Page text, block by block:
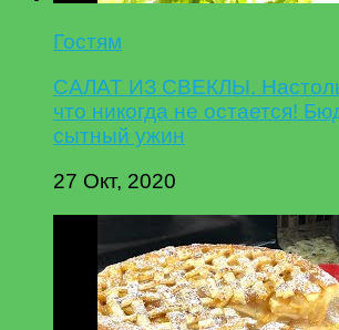
Гостям
САЛАТ ИЗ СВЕКЛЫ.
что никогда не остается!
сытный ужин
27 Окт, 2020